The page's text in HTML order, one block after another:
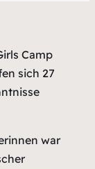
Camp
sich 27
war